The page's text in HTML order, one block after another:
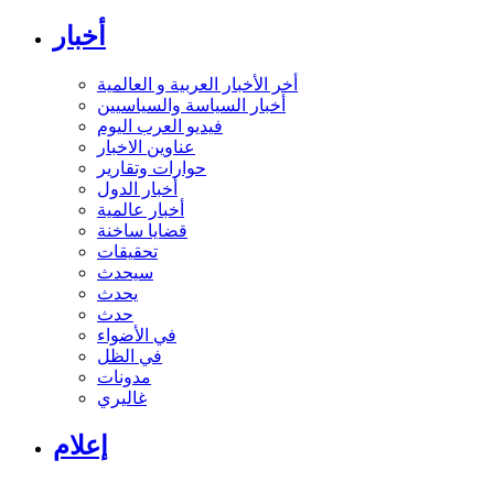
أخبار
أخر الأخبار العربية و العالمية
أخبار السياسة والسياسيين
فيديو العرب اليوم
عناوين الاخبار
حوارات وتقارير
أخبار الدول
أخبار عالمية
قضايا ساخنة
تحقيقات
سيحدث
يحدث
حدث
في الأضواء
في الظل
مدونات
غاليري
إعلام